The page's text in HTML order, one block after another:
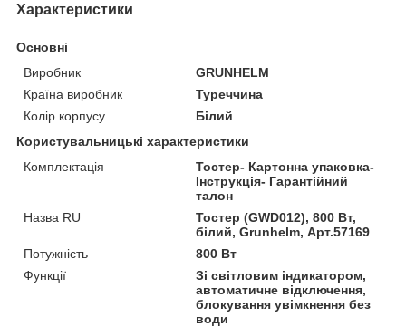
Характеристики
Основні
Виробник
GRUNHELM
Країна виробник
Туреччина
Колір корпусу
Білий
Користувальницькі характеристики
Комплектація
Тостер- Картонна упаковка-
Інструкція- Гарантійний
талон
Назва RU
Тостер (GWD012), 800 Вт,
білий, Grunhelm, Арт.57169
Потужність
800 Вт
Функції
Зі світловим індикатором,
автоматичне відключення,
блокування увімкнення без
води